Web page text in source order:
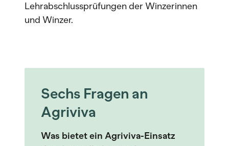
Lehrabschlussprüfungen der Winzerinnen
und Winzer.
Sechs Fragen an
Agriviva
Was bietet ein Agriviva-Einsatz